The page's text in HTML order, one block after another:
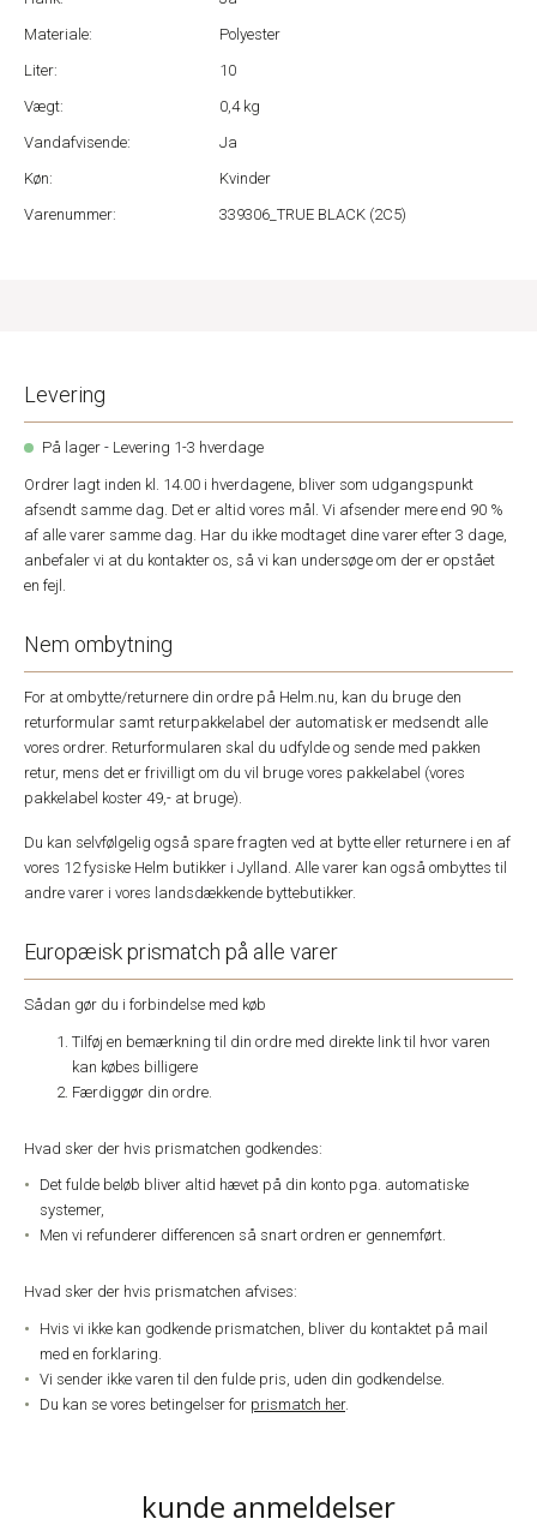
Materiale:
Polyester
Liter:
10
Vægt:
0,4 kg
Vandafvisende:
Ja
Køn:
Kvinder
Varenummer:
339306_TRUE BLACK (2C5)
Levering
På lager - Levering 1-3 hverdage
Ordrer lagt inden kl. 14.00 i hverdagene, bliver som udgangspunkt
afsendt samme dag. Det er altid vores mål. Vi afsender mere end 90 %
af alle varer samme dag. Har du ikke modtaget dine varer efter 3 dage,
anbefaler vi at du kontakter os, så vi kan undersøge om der er opstået
en fejl.
Nem ombytning
For at ombytte/returnere din ordre på Helm.nu, kan du bruge den
returformular samt returpakkelabel der automatisk er medsendt alle
vores ordrer. Returformularen skal du udfylde og sende med pakken
retur, mens det er frivilligt om du vil bruge vores pakkelabel (vores
pakkelabel koster 49,- at bruge).
Du kan selvfølgelig også spare fragten ved at bytte eller returnere i en af
vores 12 fysiske Helm butikker i Jylland. Alle varer kan også ombyttes til
andre varer i vores landsdækkende byttebutikker.
Europæisk prismatch på alle varer
Sådan gør du i forbindelse med køb
Tilføj en bemærkning til din ordre med direkte link til hvor varen
kan købes billigere
Færdiggør din ordre.
Hvad sker der hvis prismatchen godkendes:
Det fulde beløb bliver altid hævet på din konto pga. automatiske
systemer,
Men vi refunderer differencen så snart ordren er gennemført.
Hvad sker der hvis prismatchen afvises:
Hvis vi ikke kan godkende prismatchen, bliver du kontaktet på mail
med en forklaring.
Vi sender ikke varen til den fulde pris, uden din godkendelse.
Du kan se vores betingelser for prismatch her.
kunde anmeldelser